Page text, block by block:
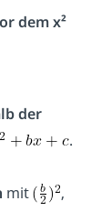
dem x²
der
.
mit
,